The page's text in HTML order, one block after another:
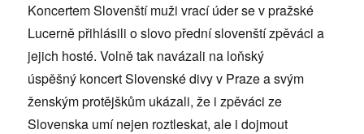
Koncertem Slovenští muži vrací úder se v pražské
Lucerně přihlásili o slovo přední slovenští zpěváci a
jejich hosté. Volně tak navázali na loňský
úspěšný koncert Slovenské divy v Praze a svým
ženským protějškům ukázali, že i zpěváci ze
Slovenska umí nejen roztleskat, ale i dojmout